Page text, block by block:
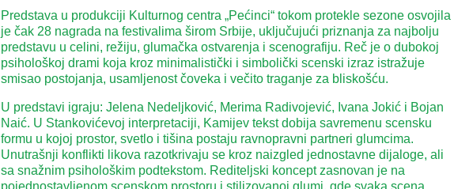
Predstava u produkciji Kulturnog centra „Pećinci“ tokom protekle sezone osvojila
je čak 28 nagrada na festivalima širom Srbije, uključujući priznanja za najbolju
predstavu u celini, režiju, glumačka ostvarenja i scenografiju. Reč je o dubokoj
psihološkoj drami koja kroz minimalistički i simbolički scenski izraz istražuje
smisao postojanja, usamljenost čoveka i večito traganje za bliskošću.
U predstavi igraju: Jelena Nedeljković, Merima Radivojević, Ivana Jokić i Bojan
Naić. U Stankovićevoj interpretaciji, Kamijev tekst dobija savremenu scensku
formu u kojoj prostor, svetlo i tišina postaju ravnopravni partneri glumcima.
Unutrašnji konflikti likova razotkrivaju se kroz naizgled jednostavne dijaloge, ali
sa snažnim psihološkim podtekstom. Rediteljski koncept zasnovan je na
pojednostavljenom scenskom prostoru i stilizovanoj glumi, gde svaka scena